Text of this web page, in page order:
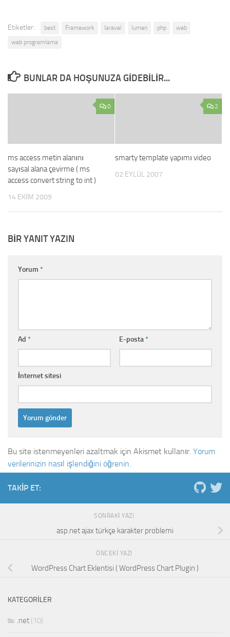
Etiketler: best Framework laravel lumen php
web
web programlama
BUNLAR DA HOŞUNUZA GIDEBILIR...
0
ms access metin alanını
sayısal alana çevirme ( ms
access convert string to int )
14 EKIM 2009
2
smarty template yapımı video
02 EYLÜL 2007
BIR YANIT YAZIN
Yorum *
Ad * E-posta*
İnternet sitesi
Bu site istenmeyenleri azaltmak için Akismet kullanır. Yorum
verilerinizin nasıl işlendiğini öğrenin.
TAKIP ET:
SONRAKI YAZI
asp.net ajax türkçe karakter problemi
ÖNCEKI YAZI
WordPress Chart Eklentisi ( WordPress Chart Plugin )
KATEGORILER
.net (10)